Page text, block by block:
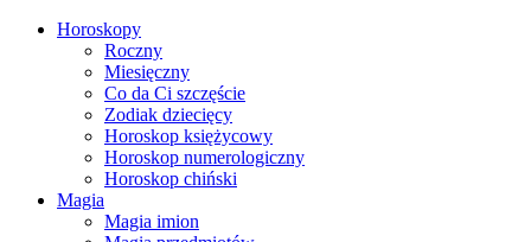
Horoskopy
Roczny
Miesięczny
Co da Ci szczęście
Zodiak dziecięcy
Horoskop księżycowy
Horoskop numerologiczny
Horoskop chiński
Magia
Magia imion